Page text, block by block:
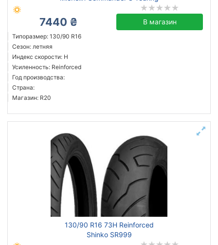
7440 ₴ В магазин
Типоразмер: 130/90 R16
Сезон: летняя
Индекс скорости: H
Усиленность: Reinforced
Год производства:
Страна:
Магазин: R20
130/90 R16 73H Reinforced
Shinko SR999